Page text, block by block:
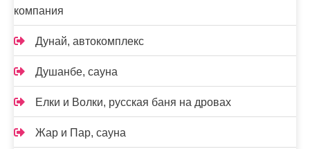
компания
Дунай, автокомплекс
Душанбе, сауна
Елки и Волки, русская баня на дровах
Жар и Пар, сауна